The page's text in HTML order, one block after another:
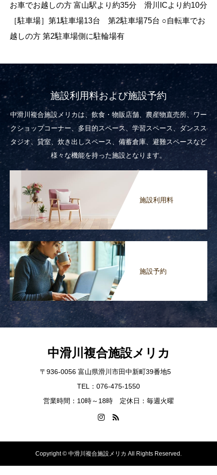
お車でお越しの方 富山駅より約35分 滑川ICより約10分
［駐車場］第1駐車場13台 第2駐車場75台 ○自転車でお
越しの方 第2駐車場側に駐輪場有
施設利用料および施設予約
中滑川複合施設メリカは、飲食・物販店舗、農産物直売所、ワー
クショップコーナー、多目的スペース、学習スペース、ダンスス
タジオ、貸室、炊き出しスペース、備蓄倉庫、避難スペースなど
様々な機能を持った施設となります。
施設利用料
施設予約
中滑川複合施設メリカ
〒936-0056 富山県滑川市田中新町39番地5
TEL：076-475-1550
営業時間：10時～18時 定休日：毎週火曜
Copyright © 中滑川複合施設メリカ All Rights Reserved.